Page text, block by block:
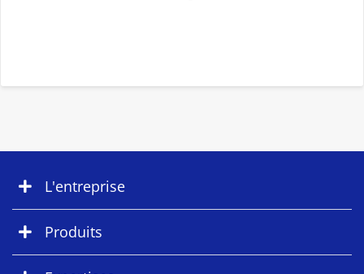
L'entreprise
Produits